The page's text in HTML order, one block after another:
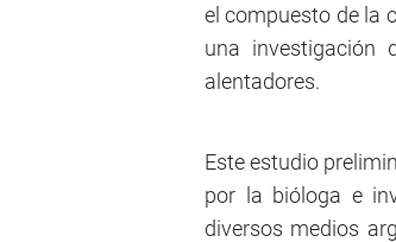
el compuesto de la
una investigación
alentadores.
Este estudio
por la bióloga e
diversos medios